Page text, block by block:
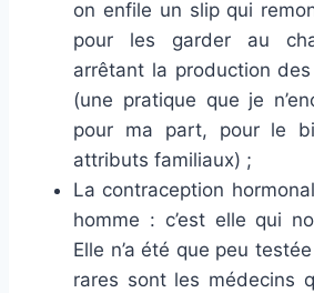
on enfile un slip qui
pour les garder au
arrêtant la production
(une pratique que je
pour ma part, pour le
attributs familiaux) ;
La contraception
homme : c’est elle qui
Elle n’a été que peu
rares sont les médecins